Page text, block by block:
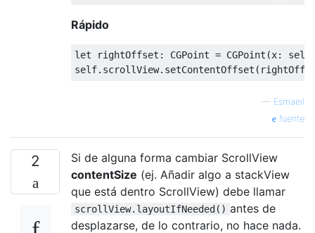
Rápido
let rightOffset : CGPoint = CGPoint (x: self
self. scrollView. setContentOffset (
— Esmaeil
fuente
2
Si de alguna forma cambiar ScrollView
contentSize (ej. Añadir algo a stackView
que está dentro ScrollView) debe llamar
scrollView.layoutIfNeeded() antes de
desplazarse, de lo contrario, no hace nada.